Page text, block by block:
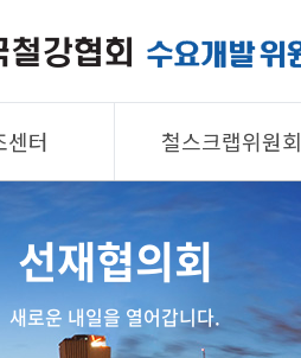
센터 철스크랩위원회
제품소개
회원사
알림/자료
선재협의회
새로운 내일을 열어갑니다.